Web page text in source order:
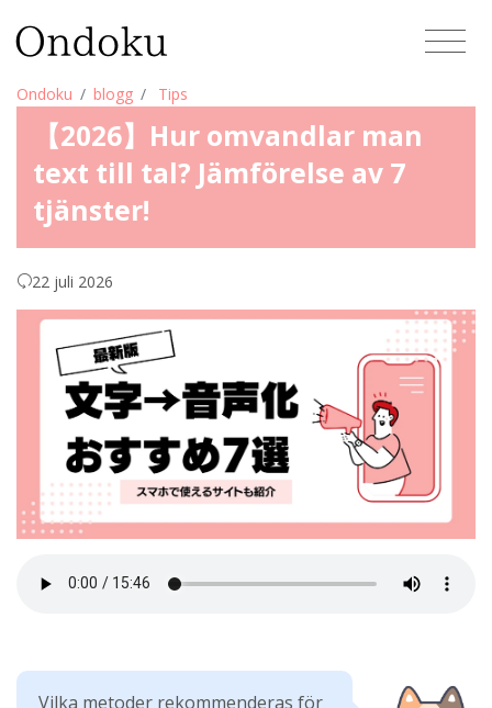
Ondoku blogg Tips
【2026】Hur omvandlar man
text till tal? Jämförelse av 7
tjänster!
22 juli 2026
Vilka metoder rekommenderas för